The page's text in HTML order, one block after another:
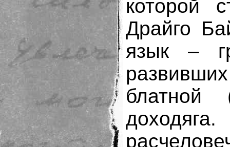
которой
Драйго
язык –
блатной